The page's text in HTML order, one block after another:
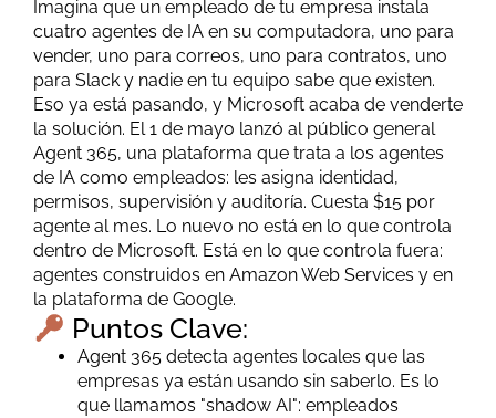
Imagina que un empleado de tu empresa instala
cuatro agentes de IA en su computadora, uno para
vender, uno para correos, uno para contratos, uno
para Slack y nadie en tu equipo sabe que existen.
Eso ya está pasando, y Microsoft acaba de venderte
la solución. El 1 de mayo lanzó al público general
Agent 365, una plataforma que trata a los agentes
de IA como empleados: les asigna identidad,
permisos, supervisión y auditoría. Cuesta $15 por
agente al mes. Lo nuevo no está en lo que controla
dentro de Microsoft. Está en lo que controla fuera:
agentes construidos en Amazon Web Services y en
la plataforma de Google.
Puntos Clave:
Agent 365 detecta agentes locales que las
empresas ya están usando sin saberlo. Es lo
que llamamos "shadow AI": empleados